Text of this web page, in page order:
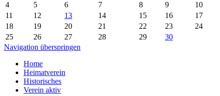
4
5 6 7 8 9
10
11
12 13 14 15 16
17
18
19 20 21 22 23
24
25
26 27 28 29
30
Navigation überspringen
Home
Heimatverein
Historisches
Verein aktiv